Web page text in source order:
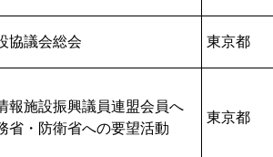
協議会総会 東京都
報施設振興議員連盟会員へ
省・防衛省への要望活動
東京都